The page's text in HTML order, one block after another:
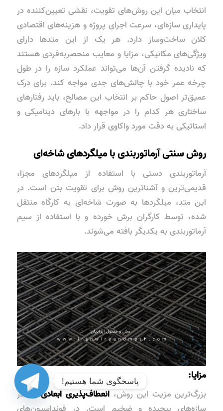
انتخاب میان این روش‌های تقویت، نقشی تعیین‌کننده در
پایداری سازه‌ای، سرعت اجرای پروژه و هزینه‌های اقتصادی
کلان ساخت‌وساز دارد. هر یک از این متدها دارای
ویژگی‌های مکانیکی، مزایا و معایب منحصربه‌فردی هستند
که نادیده گرفتن آن‌ها می‌تواند عملکرد سازه را در طول
چرخه عمر خود با چالش‌های جدی مواجه کند. برای درک
عمیق‌تر اصول حاکم بر انتخاب این مصالح، باید رفتارهای
ساختاری هر کدام را در مواجهه با بارهای دینامیکی و
استاتیکی به دقت مورد واکاوی قرار داد.
روش سنتی آرماتوربندی با میلگردهای شاخه‌ای
آرماتوربندی دستی با استفاده از میلگردهای مجزا،
قدیمی‌ترین و آشناترین روش برای تقویت بتن است. در
این متد، میلگردها به صورت شاخه‌ای به کارگاه منتقل
شده، توسط کارگران برش خورده و با استفاده از سیم
آرماتوربندی به یکدیگر بافته می‌شوند.
مزایا:
بزرگ‌ترین مزیت این روش، انعطاف‌پذیری ابعادی بالادر
پاسخگوی شما هستیم!